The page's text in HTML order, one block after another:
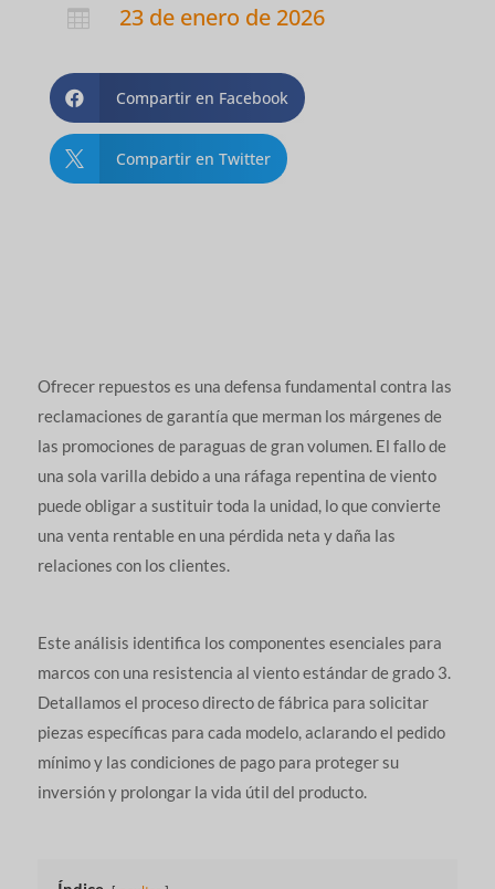
 23 de enero de 2026
 Compartir en Facebook
 Compartir en Twitter
Ofrecer repuestos es una defensa fundamental contra las
reclamaciones de garantía que merman los márgenes de
las promociones de paraguas de gran volumen. El fallo de
una sola varilla debido a una ráfaga repentina de viento
puede obligar a sustituir toda la unidad, lo que convierte
una venta rentable en una pérdida neta y daña las
relaciones con los clientes.
Este análisis identifica los componentes esenciales para
marcos con una resistencia al viento estándar de grado 3.
Detallamos el proceso directo de fábrica para solicitar
piezas específicas para cada modelo, aclarando el pedido
mínimo y las condiciones de pago para proteger su
inversión y prolongar la vida útil del producto.